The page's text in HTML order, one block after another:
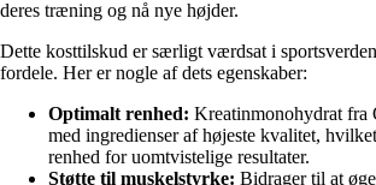
deres træning og nå nye højder.
Dette kosttilskud er særligt værdsat i
fordele. Her er nogle af dets egenskaber:
Optimalt renhed: Kreatinmonohydrat fra
med ingredienser af højeste kvalitet,
renhed for uomtvistelige resultater.
Støtte til muskelstyrke: Bidrager til at